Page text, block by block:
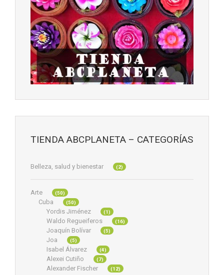
TIENDA ABCPLANETA – CATEGORÍAS
Belleza, salud y bienestar (2)
Arte (50)
Cuba (50)
Yordis Jiménez (1)
Waldo Regueiferos (16)
Joaquín Bolívar (5)
Joa (5)
Isabel Álvarez (4)
Alexei Cutiño (7)
Alexander Fischer (12)